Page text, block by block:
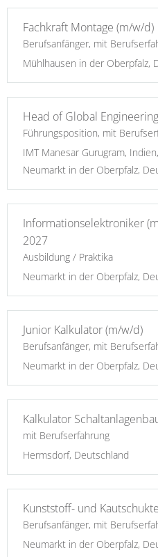
Fachkraft Montage (m/w/d)
Berufsanfänger, mit
Mühlhausen in der Oberpfalz,
Head of Global
Führungsposition, mit
IMT Manesar Gurugram,
Neumarkt in der Oberpfalz,
Informationselektroniker
2027
Ausbildung / Praktika
Neumarkt in der Oberpfalz,
Junior Kalkulator (m/w/d)
Berufsanfänger, mit
Neumarkt in der Oberpfalz,
Kalkulator
mit Berufserfahrung
Hermsdorf, Deutschland
Kunststoff- und
Berufsanfänger, mit
Neumarkt in der Oberpfalz,